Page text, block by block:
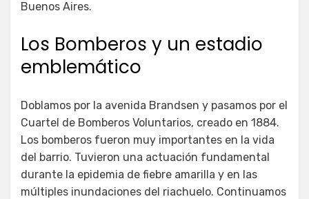
Buenos Aires.
Los Bomberos y un estadio
emblemático
Doblamos por la avenida Brandsen y pasamos por el
Cuartel de Bomberos Voluntarios, creado en 1884.
Los bomberos fueron muy importantes en la vida
del barrio. Tuvieron una actuación fundamental
durante la epidemia de fiebre amarilla y en las
múltiples inundaciones del riachuelo. Continuamos